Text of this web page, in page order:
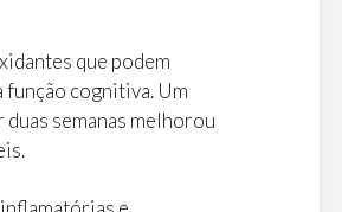
que podem
cognitiva. Um
semanas melhorou